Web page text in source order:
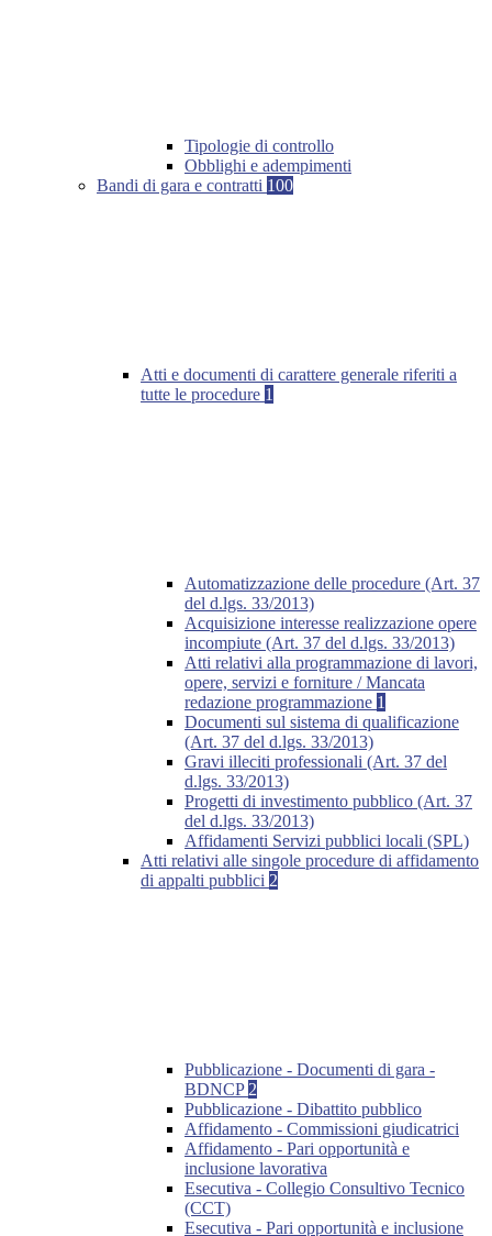
Tipologie di controllo
Obblighi e adempimenti
Bandi di gara e contratti 100
Atti e documenti di carattere generale riferiti a
tutte le procedure 1
Automatizzazione delle procedure (Art. 37
del d.lgs. 33/2013)
Acquisizione interesse realizzazione opere
incompiute (Art. 37 del d.lgs. 33/2013)
Atti relativi alla programmazione di lavori,
opere, servizi e forniture / Mancata
redazione programmazione 1
Documenti sul sistema di qualificazione
(Art. 37 del d.lgs. 33/2013)
Gravi illeciti professionali (Art. 37 del
d.lgs. 33/2013)
Progetti di investimento pubblico (Art. 37
del d.lgs. 33/2013)
Affidamenti Servizi pubblici locali (SPL)
Atti relativi alle singole procedure di affidamento
di appalti pubblici 2
Pubblicazione - Documenti di gara -
BDNCP 2
Pubblicazione - Dibattito pubblico
Affidamento - Commissioni giudicatrici
Affidamento - Pari opportunità e
inclusione lavorativa
Esecutiva - Collegio Consultivo Tecnico
(CCT)
Esecutiva - Pari opportunità e inclusione